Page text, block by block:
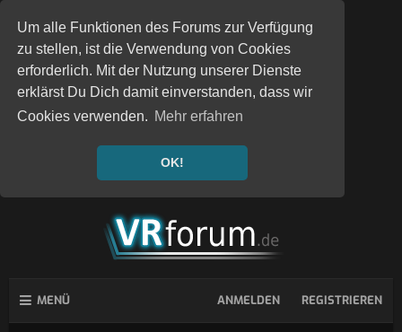
Um alle Funktionen des Forums zur Verfügung
zu stellen, ist die Verwendung von Cookies
erforderlich. Mit der Nutzung unserer Dienste
erklärst Du Dich damit einverstanden, dass wir
Cookies verwenden. Mehr erfahren
OK!
MENÜ ANMELDEN REGISTRIEREN